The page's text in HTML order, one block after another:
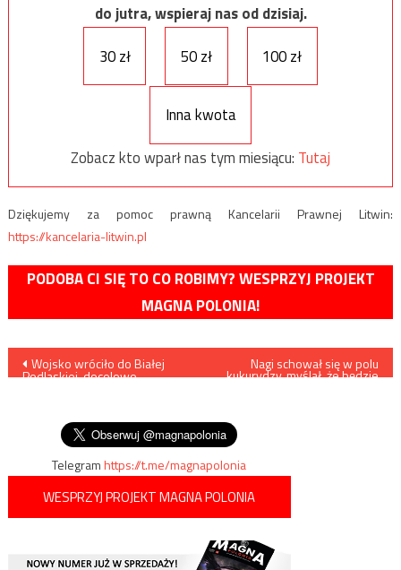
do jutra, wspieraj nas od dzisiaj.
30 zł
50 zł 100 zł
Inna kwota
Zobacz kto wparł nas tym miesiącu: Tutaj
Dziękujemy za pomoc prawną Kancelarii Prawnej Litwin:
https://kancelaria-litwin.pl
PODOBA CI SIĘ TO CO ROBIMY? WESPRZYJ PROJEKT
MAGNA POLONIA!
Nawigacja
Wojsko wróciło do Białej
Podlaskiej, docelowo
Nagi schował się w polu
kukurydzy, myślał, że będzie
Telegramhttps://t.me/magnapolonia
WESPRZYJ PROJEKT MAGNA POLONIA